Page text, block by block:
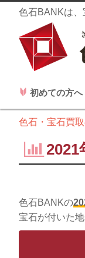
色石BANKは、
初めての方へ
色石・宝石買
2021
色石BANKの
宝石が付いた